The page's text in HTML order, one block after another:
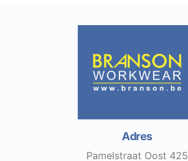
Adres
Pamelstraat Oost 425